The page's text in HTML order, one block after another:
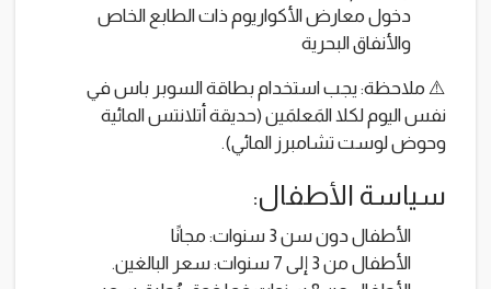
دخول معارض الأكواريوم ذات الطابع الخاص
والأنفاق البحرية
⚠️ ملاحظة: يجب استخدام بطاقة السوبر باس في
نفس اليوم لكلا المَعلمَين (حديقة أتلانتس المائية
وحوض لوست تشامبرز المائي).
سياسة الأطفال:
الأطفال دون سن 3 سنوات: مجانًا
الأطفال من 3 إلى 7 سنوات: سعر البالغين.